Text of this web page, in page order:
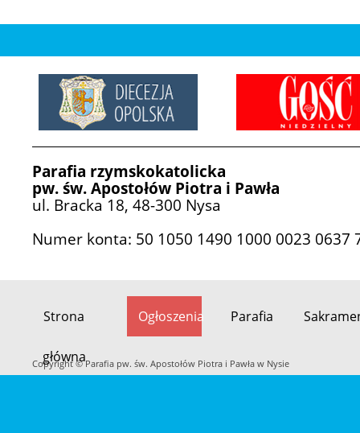
Parafia rzymskokatolicka
pw. św. Apostołów Piotra i Pawła
ul. Bracka 18, 48-300 Nysa
Numer konta: 50 1050 1490 1000 0023 0637
PrzeskoczStrona
główna
Ogłoszenia Parafia
Copyright © Parafia pw. św. Apostołów Piotra i Pawła w Nysie